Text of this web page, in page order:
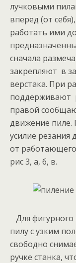
лучковыми
вперед (от
работать ими
сначала
закрепляют в
верстака. При
поддерживают
правой
движение пиле.
усилие
от
рис 3, а, б, в.
Для
пилу с узким
свободно
ручке станка,